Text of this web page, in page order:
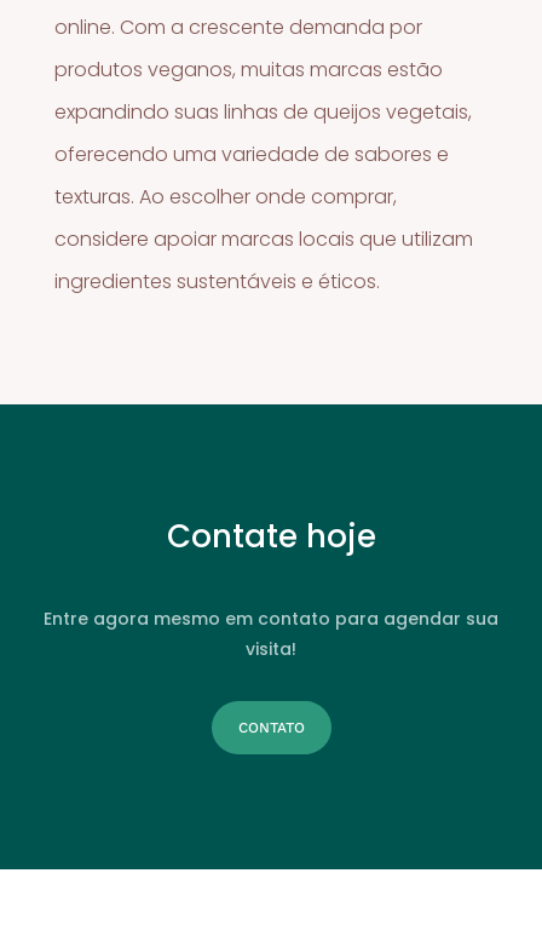
online. Com a crescente demanda por
produtos veganos, muitas marcas estão
expandindo suas linhas de queijos vegetais,
oferecendo uma variedade de sabores e
texturas. Ao escolher onde comprar,
considere apoiar marcas locais que utilizam
ingredientes sustentáveis e éticos.
Contate hoje
Entre agora mesmo em contato para agendar sua
visita!
CONTATO